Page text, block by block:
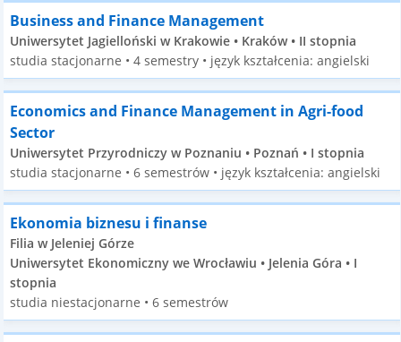
Business and Finance Management
Uniwersytet Jagielloński w Krakowie • Kraków • II stopnia
studia stacjonarne • 4 semestry • język kształcenia: angielski
Economics and Finance Management in Agri-food
Sector
Uniwersytet Przyrodniczy w Poznaniu • Poznań • I stopnia
studia stacjonarne • 6 semestrów • język kształcenia: angielski
Ekonomia biznesu i finanse
Filia w Jeleniej Górze
Uniwersytet Ekonomiczny we Wrocławiu • Jelenia Góra • I
stopnia
studia niestacjonarne • 6 semestrów